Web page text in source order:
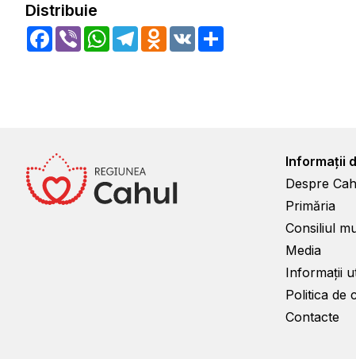
Distribuie
Facebook
Viber WhatsApp
TelegramOdnoklassniki
VK
Informații
Despre
Primăria
Consiliul
Media
Informații
Politica de
Contacte